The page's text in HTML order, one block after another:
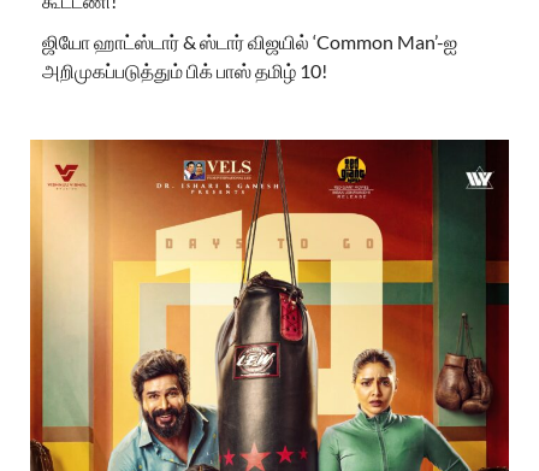
ஜியோ ஹாட்ஸ்டார் & ஸ்டார் விஜயில் ‘Common Man’-ஐ
அறிமுகப்படுத்தும் பிக் பாஸ் தமிழ் 10!